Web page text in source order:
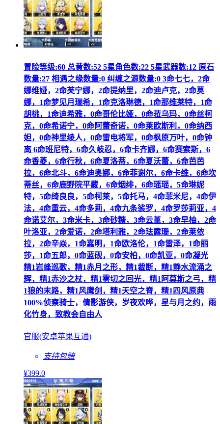
冒险等级:60 总黄数:52 5星角色数:22 5星武器数:12 原石
数量:27 相遇之缘数量:0 纠缠之源数量:0 3命七七，2命
娜维娅，2命芙宁娜，2命提纳里，2命迪卢克，2命莫
娜，1命梦见月瑞希，1命克洛琳德，1命那维莱特，1命
胡桃，1命迪希雅，0命哥伦比娅，0命菈乌玛，0命丝柯
克，0命希诺宁，0命阿蕾奇诺，0命莱欧斯利，0命纳西
妲，0命神里绫人，0命雷电将军，0命枫原万叶，0命钟
离 6命班尼特，6命久岐忍，6命卡齐娜，6命赛索斯，6
命香菱，6命行秋，6命夏洛蒂，6命夏沃蕾，6命芭芭
拉，6命北斗，6命迪奥娜，6命菲谢尔，6命卡维，6命坎
蒂丝，6命鹿野院平藏，6命烟绯，6命瑶瑶，5命琳妮
特，5命绮良良，5命柯莱，5命托马，4命菲米尼，4命伊
法，4命重云，4命多莉，4命九条裟罗，4命罗莎莉亚，4
命诺艾尔，3命米卡，3命砂糖，3命云堇，3命早柚，2命
叶洛亚，2命爱诺，2命塔利雅，2命珐露珊，2命莱依
拉，2命辛焱，1命嘉明，1命欧洛伦，1命雷泽，1命丽
莎，1命五郎，0命蓝砚，0命安柏，0命凯亚，0命凝光
精1岩峰巡歌，精1赤月之形，精1裁断，精1静水流涌之
辉，精1赤沙之杖，精1雾切之回光，精1阿莫斯之弓，精
1狼的末路，精1风鹰剑，精1天空之脊，精1四风原典
100%侦察骑士，倩影游侠，岁夜欢哗，星与月之约，雨
化竹身，致教会自由人
官服(安卓苹果互通)
支持包赔
¥399.0